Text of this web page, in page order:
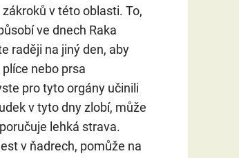
v této oblasti. To,
ve dnech Raka
raději na jiný den, aby
nebo prsa
pro tyto orgány učinili
v tyto dny zlobí, může
lehká strava.
v ňadrech, pomůže na